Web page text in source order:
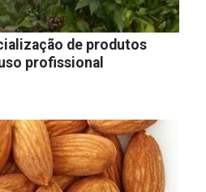
de produtos
profissional